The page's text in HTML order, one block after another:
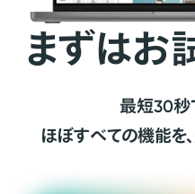
まずはお
最短30秒
ほぼすべての機能を